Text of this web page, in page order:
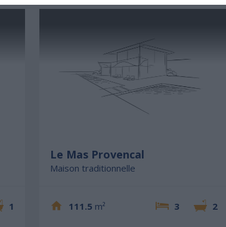
1
Le Mas Provencal
Maison traditionnelle
111.5 m² 3 2